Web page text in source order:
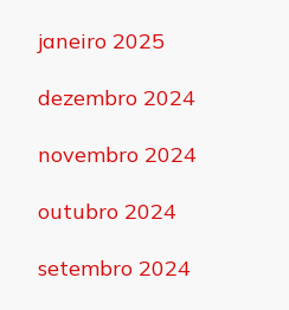
janeiro 2025
dezembro 2024
novembro 2024
outubro 2024
setembro 2024